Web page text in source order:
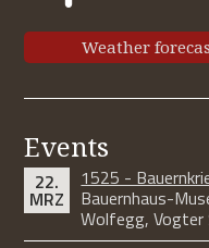
Weather
Events
22.
MRZ
1525 -
Bauernhaus-
Wolfegg,